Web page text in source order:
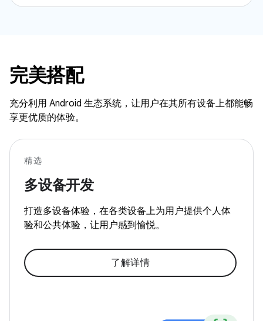
完美搭配
充分利用 Android 生态系统，让用户在其所有设备上都能畅
享更优质的体验。
精选
多设备开发
打造多设备体验，在各类设备上为用户提供个人体
验和公共体验，让用户感到愉悦。
了解详情